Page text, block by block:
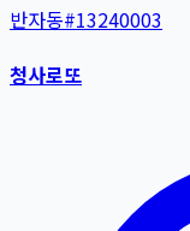
반자동#13240003
청사로또